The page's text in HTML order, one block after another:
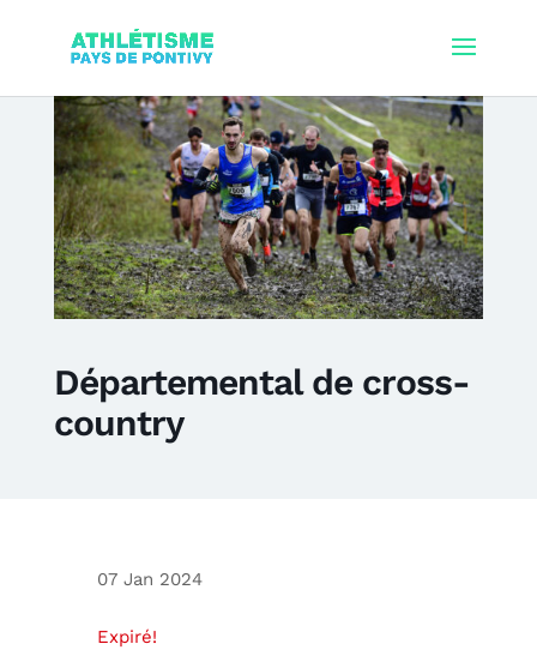
Départemental de cross-
country
07 Jan 2024
Expiré!